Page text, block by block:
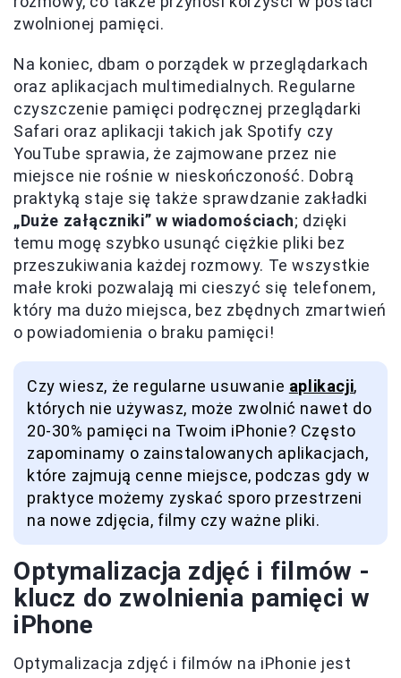
zwolnionej pamięci.
Na koniec, dbam o porządek w przeglądarkach
oraz aplikacjach multimedialnych. Regularne
czyszczenie pamięci podręcznej przeglądarki
Safari oraz aplikacji takich jak Spotify czy
YouTube sprawia, że zajmowane przez nie
miejsce nie rośnie w nieskończoność. Dobrą
praktyką staje się także sprawdzanie zakładki
„Duże załączniki” w wiadomościach; dzięki
temu mogę szybko usunąć ciężkie pliki bez
przeszukiwania każdej rozmowy. Te wszystkie
małe kroki pozwalają mi cieszyć się telefonem,
który ma dużo miejsca, bez zbędnych zmartwień
o powiadomienia o braku pamięci!
Czy wiesz, że regularne usuwanie aplikacji,
których nie używasz, może zwolnić nawet do
20-30% pamięci na Twoim iPhonie? Często
zapominamy o zainstalowanych aplikacjach,
które zajmują cenne miejsce, podczas gdy w
praktyce możemy zyskać sporo przestrzeni
na nowe zdjęcia, filmy czy ważne pliki.
Optymalizacja zdjęć i filmów -
klucz do zwolnienia pamięci w
iPhone
Optymalizacja zdjęć i filmów na iPhonie jest